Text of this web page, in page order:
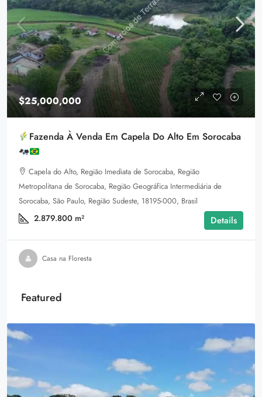
$25,000,000
Fazenda À Venda Em Capela Do Alto Em Sorocaba
Capela do Alto, Região Imediata de Sorocaba, Região
Metropolitana de Sorocaba, Região Geográfica Intermediária de
Sorocaba, São Paulo, Região Sudeste, 18195-000, Brasil
2.879.800 m² Details
Casa na Floresta
Featured